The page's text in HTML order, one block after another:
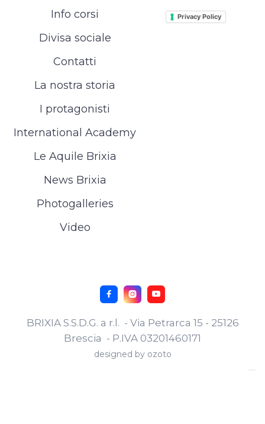
Info corsi
Divisa sociale
Contatti
La nostra storia
I protagonisti
International Academy
Le Aquile Brixia
News Brixia
Photogalleries
Video
Privacy Policy
BRIXIA S.S.D.G. a r.l. - Via Petrarca 15 - 25126
Brescia - P.IVA 03201460171
designed by ozoto
  